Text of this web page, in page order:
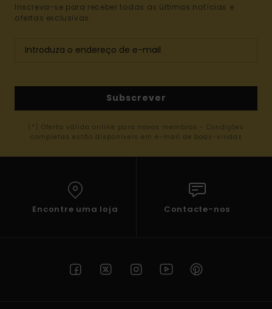
Inscreva-se para receber todas as últimas notícias e
ofertas exclusivas.
Subscrever
(*) Oferta válida online para novos membros - Condições
completas estão disponíveis em e-mail de boas-vindas
Encontre uma loja Contacte-nos